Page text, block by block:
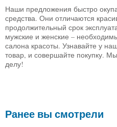
Наши предложения быстро
средства. Они отличаются
продолжительный срок
мужские и женские –
салона красоты. Узнавайте у
товар, и совершайте покупку.
делу!
Ранее вы смотрели